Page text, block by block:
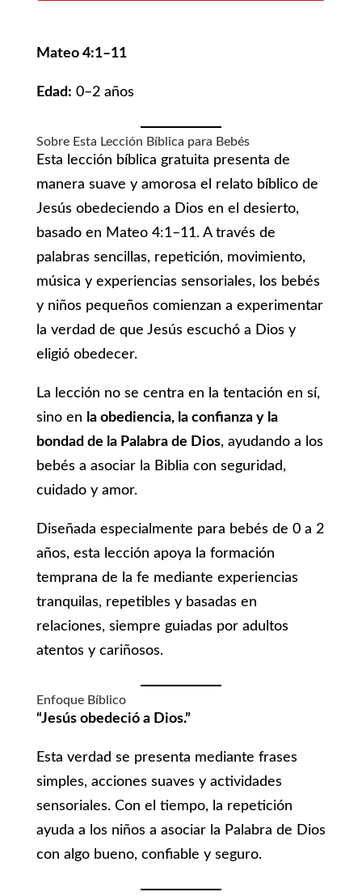
Mateo 4:1–11
Edad: 0–2 años
Sobre Esta Lección Bíblica para Bebés
Esta lección bíblica gratuita presenta de
manera suave y amorosa el relato bíblico de
Jesús obedeciendo a Dios en el desierto,
basado en Mateo 4:1–11. A través de
palabras sencillas, repetición, movimiento,
música y experiencias sensoriales, los bebés
y niños pequeños comienzan a experimentar
la verdad de que Jesús escuchó a Dios y
eligió obedecer.
La lección no se centra en la tentación en sí,
sino en la obediencia, la confianza y la
bondad de la Palabra de Dios, ayudando a los
bebés a asociar la Biblia con seguridad,
cuidado y amor.
Diseñada especialmente para bebés de 0 a 2
años, esta lección apoya la formación
temprana de la fe mediante experiencias
tranquilas, repetibles y basadas en
relaciones, siempre guiadas por adultos
atentos y cariñosos.
Enfoque Bíblico
“Jesús obedeció a Dios.”
Esta verdad se presenta mediante frases
simples, acciones suaves y actividades
sensoriales. Con el tiempo, la repetición
ayuda a los niños a asociar la Palabra de Dios
con algo bueno, confiable y seguro.